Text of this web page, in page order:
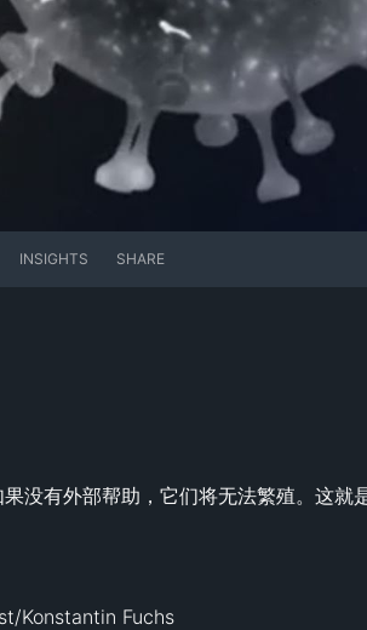
INSIGHTS SHARE
没有外部帮助，它们将无法繁殖。这
Konstantin Fuchs